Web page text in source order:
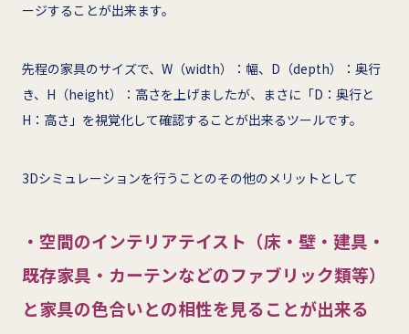
ージすることが出来ます。
先程の家具のサイズで、W（width）：幅、D（depth）：奥行
き、H（height）：高さを上げましたが、まさに「D：奥行と
H：高さ」を視覚化して確認することが出来るツールです。
3Dシミュレーションを行うことのその他のメリットとして
・空間のインテリアテイスト（床・壁・建具・
既存家具・カーテンなどのファブリック類等）
と家具の色合いとの相性を見ることが出来る